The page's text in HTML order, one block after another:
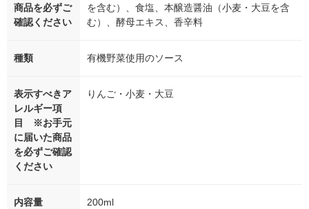
商品を必ずご
確認ください
を含む）、食塩、本醸造醤油（小麦・大豆を含
む）、酵母エキス、香辛料
種類 有機野菜使用のソース
表示すべきア
レルギー項
目 ※お手元
に届いた商品
を必ずご確認
ください
りんご・小麦・大豆
内容量 200ml